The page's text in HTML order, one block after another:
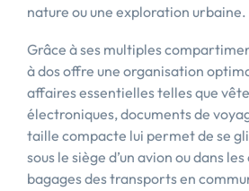
nature ou une exploration urbaine.
Grâce à ses multiples
à dos offre une organisation
affaires essentielles telles que
électroniques, documents de
taille compacte lui permet de se
sous le siège d’un avion ou dans
bagages des transports en